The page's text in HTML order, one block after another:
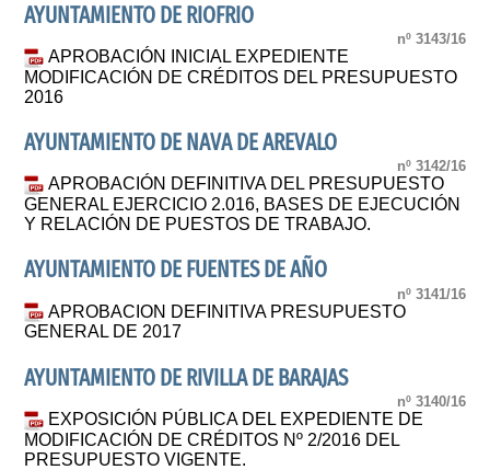
AYUNTAMIENTO DE RIOFRIO
nº 3143/16
APROBACIÓN INICIAL EXPEDIENTE
MODIFICACIÓN DE CRÉDITOS DEL PRESUPUESTO
2016
AYUNTAMIENTO DE NAVA DE AREVALO
nº 3142/16
APROBACIÓN DEFINITIVA DEL PRESUPUESTO
GENERAL EJERCICIO 2.016, BASES DE EJECUCIÓN
Y RELACIÓN DE PUESTOS DE TRABAJO.
AYUNTAMIENTO DE FUENTES DE AÑO
nº 3141/16
APROBACION DEFINITIVA PRESUPUESTO
GENERAL DE 2017
AYUNTAMIENTO DE RIVILLA DE BARAJAS
nº 3140/16
EXPOSICIÓN PÚBLICA DEL EXPEDIENTE DE
MODIFICACIÓN DE CRÉDITOS Nº 2/2016 DEL
PRESUPUESTO VIGENTE.